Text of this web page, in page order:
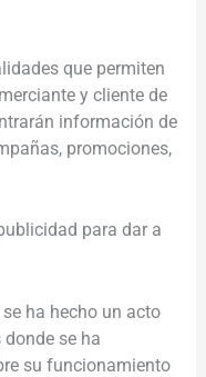
que permiten
y cliente de
información de
promociones,
para dar a
ha hecho un acto
se ha
su funcionamiento